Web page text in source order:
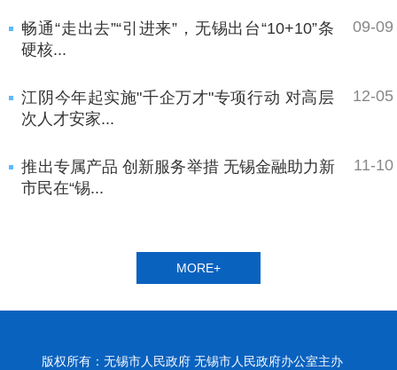
09-09
畅通“走出去”“引进来”，无锡出台“10+10”条
硬核...
12-05
江阴今年起实施"千企万才"专项行动 对高层
次人才安家...
11-10
推出专属产品 创新服务举措 无锡金融助力新
市民在“锡...
MORE+
版权所有：无锡市人民政府 无锡市人民政府办公室主办